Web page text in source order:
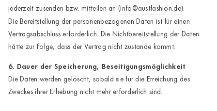
jederzeit zusenden bzw. mitteilen an (info@austfashion.de).
Die Bereitstellung der personenbezogenen Daten ist für einen
Vertragsabschluss erforderlich. Die Nichtbereitstellung der Daten
hätte zur Folge, dass der Vertrag nicht zustande kommt.
6. Dauer der Speicherung, Beseitigungsmöglichkeit
Die Daten werden gelöscht, sobald sie für die Erreichung des
Zweckes ihrer Erhebung nicht mehr erforderlich sind.